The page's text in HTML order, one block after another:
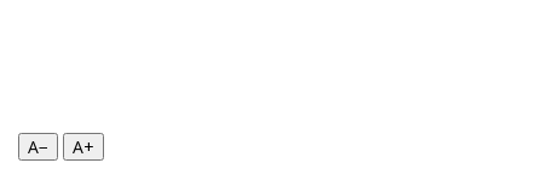
Πολιτισμός
A− A+